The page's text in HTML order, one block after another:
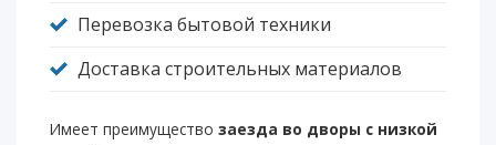
Перевозка бытовой техники
Доставка строительных материалов
Имеет преимущество заезда во дворы с низкой